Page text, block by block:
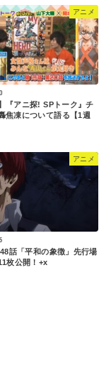
アニメ
『アニ探! SPトーク』チ
焦凍について語る【1週
アニメ
話「平和の象徴」先行場
枚公開！+x